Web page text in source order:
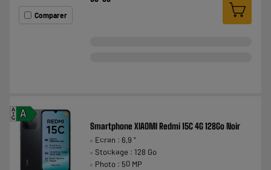
Comparer
A
A
G
Smartphone XIAOMI Redmi 15C 4G 128Go Noir
Ecran : 6,9 "
Stockage : 128 Go
Photo : 50 MP